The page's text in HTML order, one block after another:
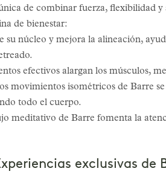
de combinar fuerza, flexibilidad
de bienestar:
su núcleo y mejora la alineación,
efectivos alargan los músculos,
movimientos isométricos de Barre
todo el cuerpo.
meditativo de Barre fomenta la
exclusivas de